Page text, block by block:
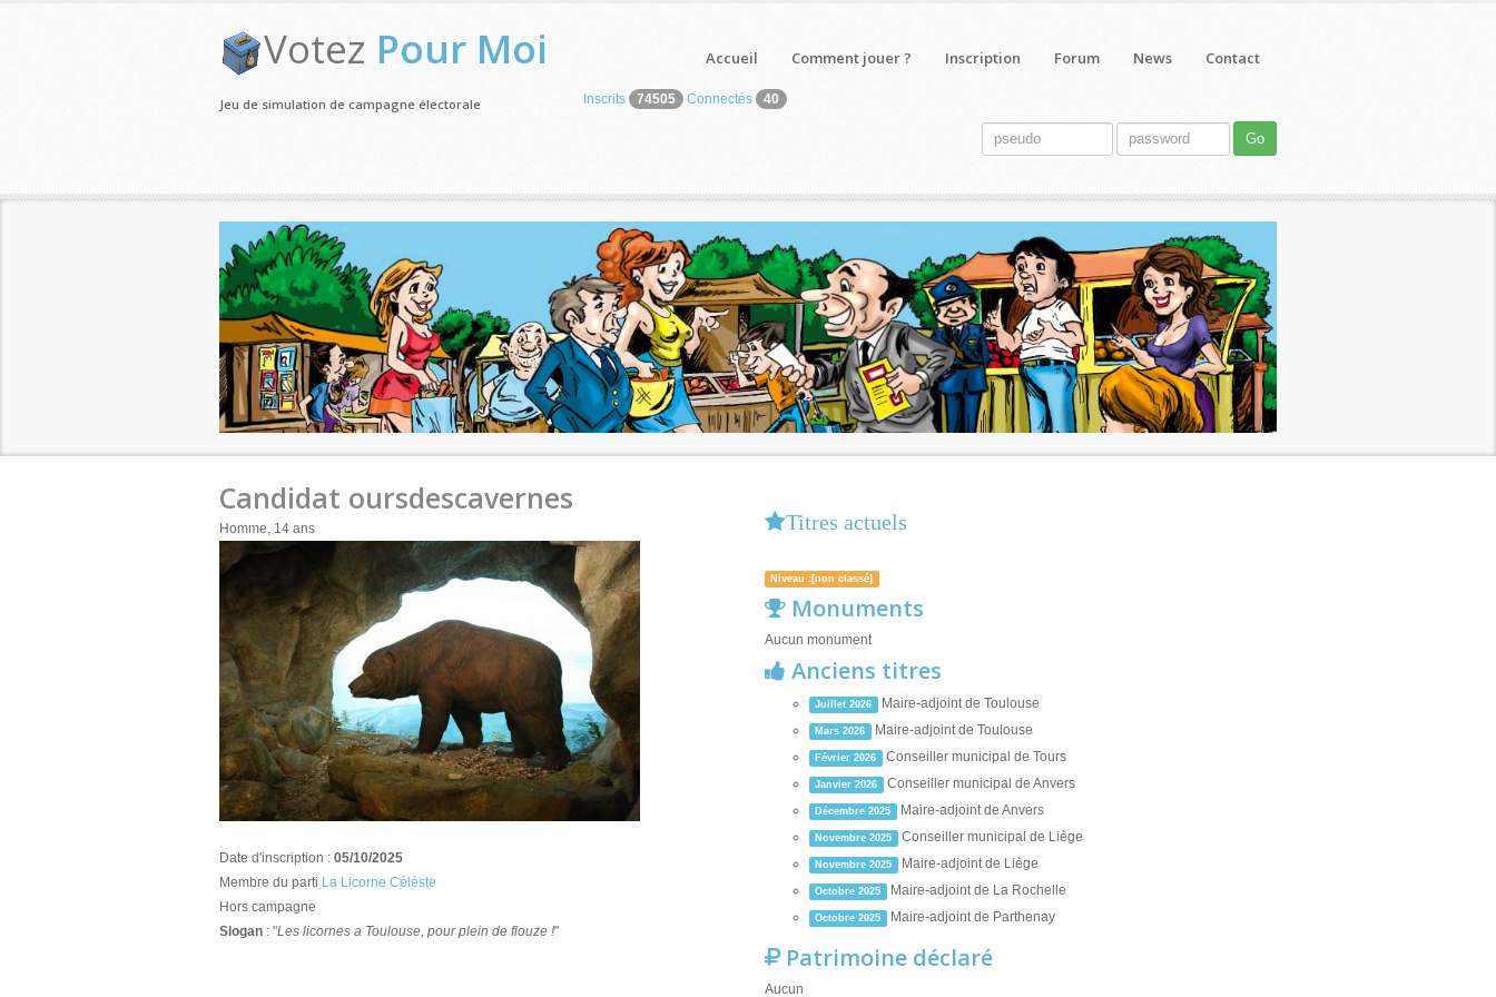
Votez Pour Moi
Jeu de simulation de campagne électorale
Accueil Comment jouer ? Inscription Forum News Contact
Inscrits 74505 Connectés 40
Go
Candidat oursdescavernes
Homme, 14 ans
Date d'inscription : 05/10/2025
Membre du parti La Licorne Céléste
Hors campagne
Slogan : "Les licornes a Toulouse, pour plein de flouze !"
Titres actuels
Niveau :[non classé]
Monuments
Aucun monument
Anciens titres
Juillet 2026 Maire-adjoint de Toulouse
Mars 2026 Maire-adjoint de Toulouse
Février 2026 Conseiller municipal de Tours
Janvier 2026 Conseiller municipal de Anvers
Décembre 2025 Maire-adjoint de Anvers
Novembre 2025 Conseiller municipal de Liège
Novembre 2025 Maire-adjoint de Liège
Octobre 2025 Maire-adjoint de La Rochelle
Octobre 2025 Maire-adjoint de Parthenay
Patrimoine déclaré
Aucun